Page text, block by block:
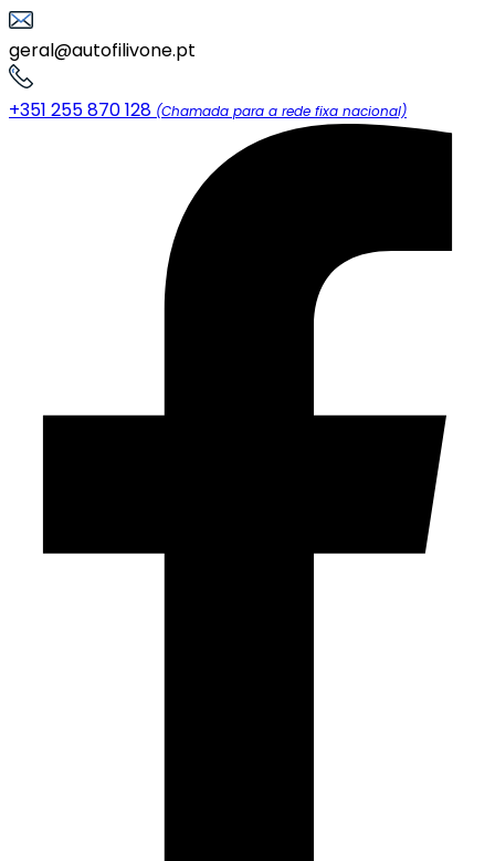
geral@autofilivone.pt
+351 255 870 128 (Chamada para a rede fixa nacional)